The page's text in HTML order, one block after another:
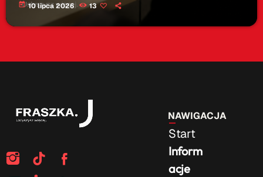
today 10 lipca 2026 13
Start
Inform
acje
NAWIGACJA